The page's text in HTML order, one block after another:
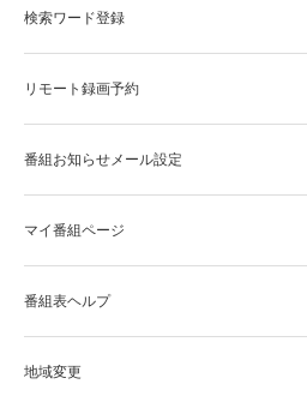
検索ワード登録
リモート録画予約
番組お知らせメール設定
マイ番組ページ
番組表ヘルプ
地域変更